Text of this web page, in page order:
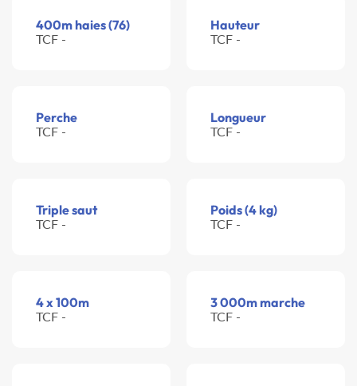
400m haies (76)
TCF -
Hauteur
TCF -
Perche
TCF -
Longueur
TCF -
Triple saut
TCF -
Poids (4 kg)
TCF -
4 x 100m
TCF -
3 000m marche
TCF -